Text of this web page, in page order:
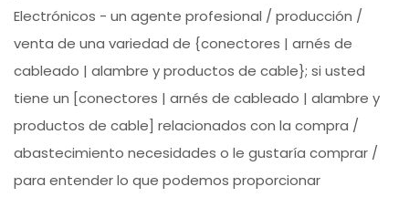
Electrónicos - un agente profesional / producción /
venta de una variedad de {conectores | arnés de
cableado | alambre y productos de cable}; si usted
tiene un [conectores | arnés de cableado | alambre y
productos de cable] relacionados con la compra /
abastecimiento necesidades o le gustaría comprar /
para entender lo que podemos proporcionar